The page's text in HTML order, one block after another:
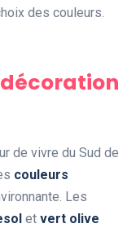
des couleurs.
de vivre du Sud de
couleurs
Les
et vert olive